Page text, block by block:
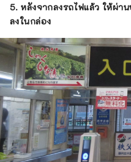
5. หลังจากลงรถไฟแล้ว ให้ผ่า
ลงในกล่อง